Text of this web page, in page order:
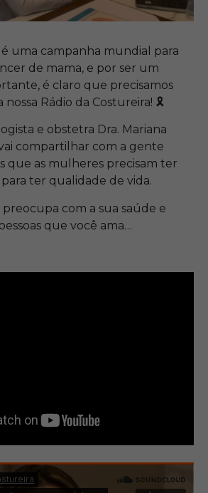
uma campanha mundial para
de mama, e por ser um
é claro que precisamos
nossa Rádio da Costureira! 🎗
e obstetra Dra. Mariana
compartilhar com a gente
que as mulheres precisam ter
ter qualidade de vida.
preocupa com a sua saúde e
que você ama…